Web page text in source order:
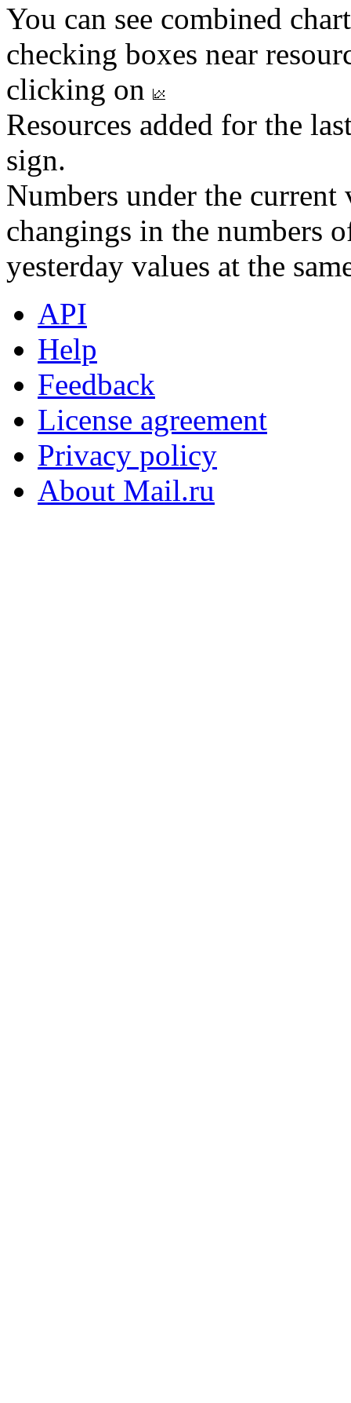
You can see combined
checking boxes near
clicking on
Resources added for the
sign.
Numbers under the
changings in the numbers
yesterday values at the
API
Help
Feedback
License agreement
Privacy policy
About Mail.ru